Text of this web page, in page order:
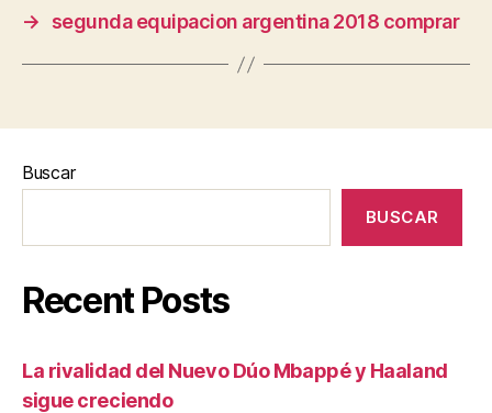
→
segunda equipacion argentina 2018 comprar
Buscar
BUSCAR
Recent Posts
La rivalidad del Nuevo Dúo Mbappé y Haaland
sigue creciendo